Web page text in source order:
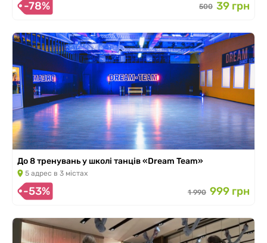
-78% 500 39 грн
До 8 тренувань у школі танців «Dream Team»
5 адрес в 3 містах
-53% 1 990 999 грн